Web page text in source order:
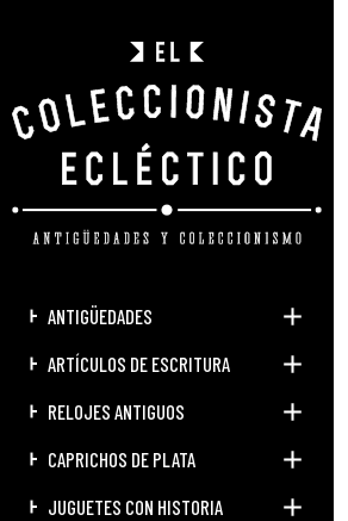
ANTIGÜEDADES
ARTÍCULOS DE ESCRITURA
RELOJES ANTIGUOS
CAPRICHOS DE PLATA
JUGUETES CON HISTORIA